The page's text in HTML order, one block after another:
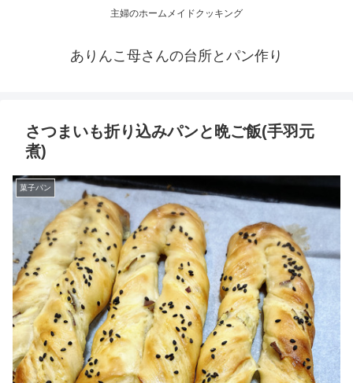
主婦のホームメイドクッキング
ありんこ母さんの台所とパン作り
さつまいも折り込みパンと晩ご飯(手羽元
煮)
菓子パン